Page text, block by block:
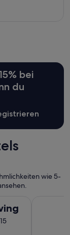
bei
du
wie 5-